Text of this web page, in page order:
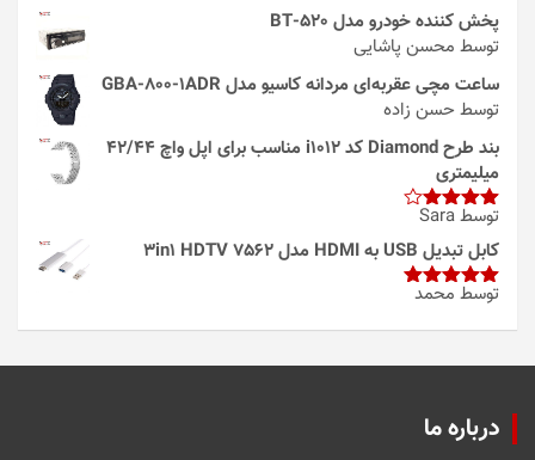
پخش کننده خودرو مدل 520-BT
توسط محسن پاشایی
ساعت مچی عقربه‌ای مردانه کاسیو مدل GBA-800-1ADR
توسط حسن زاده
بند طرح Diamond کد i1012 مناسب برای اپل واچ 42/44
میلیمتری
امتیاز4
از 5
توسط Sara
کابل تبدیل USB به HDMI مدل 3in1 HDTV 7562
امتیاز5از
توسط محمد
درباره ما